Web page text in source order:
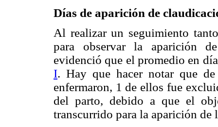
Días de aparición de
Al realizar un seguimiento
para observar la aparición
evidenció que el promedio en
I. Hay que hacer notar que
enfermaron, 1 de ellos fue
del parto, debido a que el
transcurrido para la aparición de